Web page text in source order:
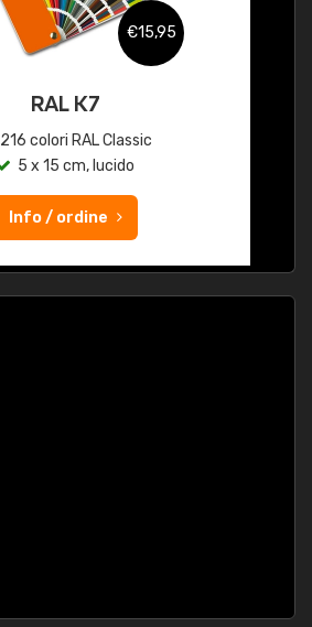
€15,95
RAL K7
216 colori RAL Classic
5 x 15 cm, lucido
Info / ordine